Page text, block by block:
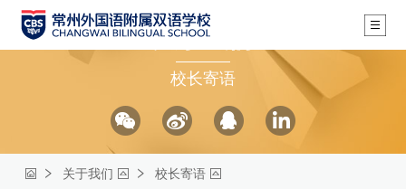
关于我们
校长寄语
关于我们 校长寄语